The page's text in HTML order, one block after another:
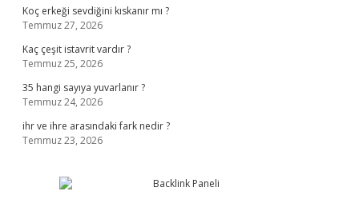
Koç erkeği sevdiğini kıskanır mı ?
Temmuz 27, 2026
Kaç çeşit istavrit vardır ?
Temmuz 25, 2026
35 hangi sayıya yuvarlanır ?
Temmuz 24, 2026
ihr ve ihre arasındaki fark nedir ?
Temmuz 23, 2026